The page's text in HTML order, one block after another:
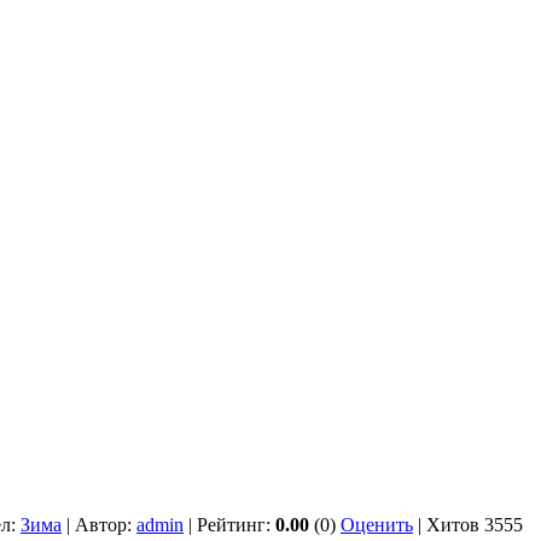
Зима | Автор: admin | Рейтинг: 0.00 (0) Оценить | Хитов 3555